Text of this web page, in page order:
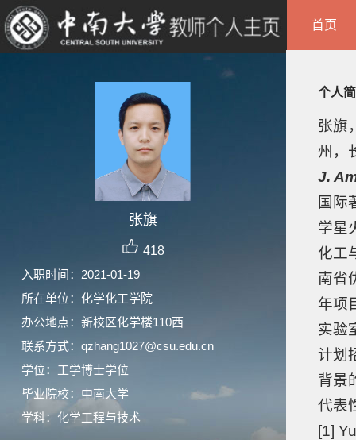
张旗
418
入职时间：2021-01-19
所在单位：化学化工学院
办公地点：新校区化学楼110西
联系方式：qzhang1027@csu.edu.cn
学位：工学博士学位
毕业院校：中南大学
学科：化学工程与技术
首页
个人
张旗
州，
J.
国际
学星
化工
南省
年项
实验
计划
背景
代表
[1]